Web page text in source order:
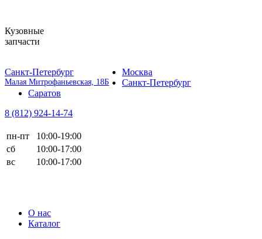
Кузовные
запчасти
Санкт-Петербург
Малая Митрофаньевская, 18Б
Москва
Санкт-Петербург
Саратов
8 (812) 924-14-74
пн-пт
10:00-19:00
сб
10:00-17:00
вс
10:00-17:00
О нас
Каталог